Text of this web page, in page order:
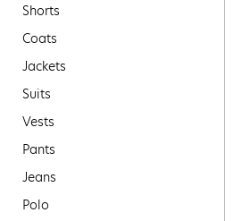
Shorts
Coats
Jackets
Suits
Vests
Pants
Jeans
Polo